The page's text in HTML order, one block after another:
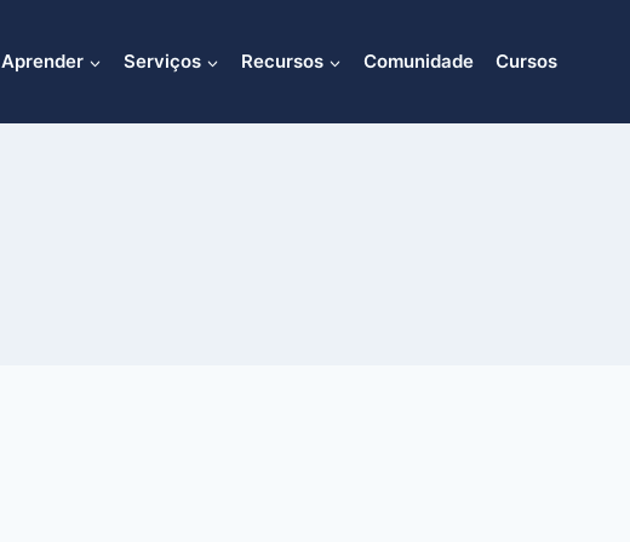
Aprender Serviços Recursos Comunidade Cursos